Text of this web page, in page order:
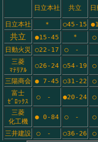
日立本社 共立
日立本社 ＊ ○45-15
共立 ●15-45 ＊
日動火災
○22-17 ○　-
三菱
ﾏﾃﾘｱﾙ
○26-24 ○54-19
三陽商会 ● 7-45 ○31-22
富士
ｾﾞﾛｯｸｽ
○　- ●20-24
三菱
化工機
● 0-84 ○　-
三井建設 ○　- ○36-26